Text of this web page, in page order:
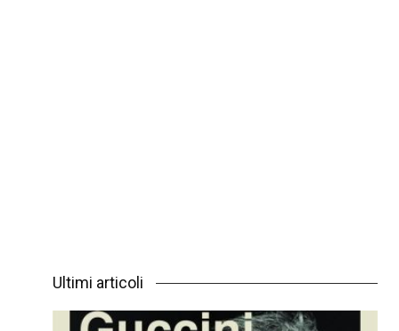
Ultimi articoli